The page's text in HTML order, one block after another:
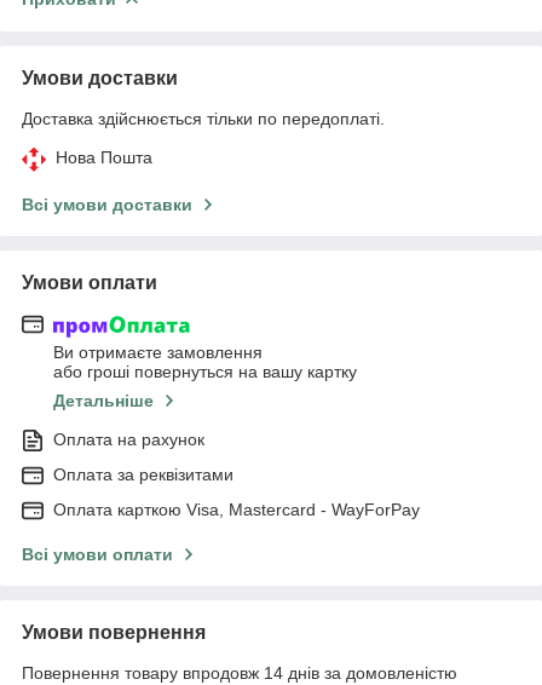
Умови доставки
Доставка здійснюється тільки по передоплаті.
Нова Пошта
Всі умови доставки
Умови оплати
Ви отримаєте замовлення
або гроші повернуться на вашу картку
Детальніше
Оплата на рахунок
Оплата за реквізитами
Оплата карткою Visa, Mastercard - WayForPay
Всі умови оплати
Умови повернення
Повернення товару впродовж 14 днів за домовленістю